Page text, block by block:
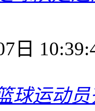
日
球运动